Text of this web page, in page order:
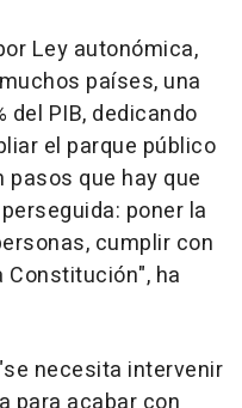
Ley autonómica,
países, una
del PIB, dedicando
el parque público
pasos que hay que
poner la
cumplir con
Constitución", ha
necesita intervenir